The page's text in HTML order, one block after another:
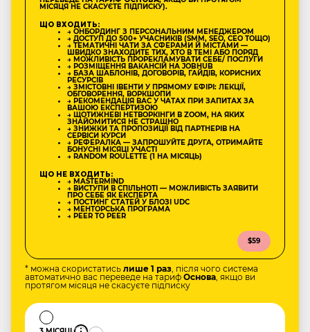
МІСЯЦЯ НЕ СКАСУЄТЕ ПІДПИСКУ).
ЩО ВХОДИТЬ:
→ ОНБОРДИНГ З ПЕРСОНАЛЬНИМ МЕНЕДЖЕРОМ
→ ДОСТУП ДО 500+ УЧАСНИКІВ (SMM, SEO, CEO ТОЩО)
→ ТЕМАТИЧНІ ЧАТИ ЗА СФЕРАМИ Й МІСТАМИ —
ШВИДКО ЗНАХОДИТЕ ТИХ, ХТО В ТЕМІ АБО ПОРЯД
→ МОЖЛИВІСТЬ ПРОРЕКЛАМУВАТИ СЕБЕ/ ПОСЛУГИ
→ РОЗМІЩЕННЯ ВАКАНСІЙ НА JOBHUB
→ БАЗА ШАБЛОНІВ, ДОГОВОРІВ, ГАЙДІВ, КОРИСНИХ
РЕСУРСІВ
→ ЗМІСТОВНІ ІВЕНТИ У ПРЯМОМУ ЕФІРІ: ЛЕКЦІЇ,
ОБГОВОРЕННЯ, ВОРКШОПИ
→ РЕКОМЕНДАЦІЯ ВАС У ЧАТАХ ПРИ ЗАПИТАХ ЗА
ВАШОЮ ЕКСПЕРТИЗОЮ
→ ЩОТИЖНЕВІ НЕТВОРКІНГИ В ZOOM, НА ЯКИХ
ЗНАЙОМИТИСЯ НЕ СТРАШНО
→ ЗНИЖКИ ТА ПРОПОЗИЦІЇ ВІД ПАРТНЕРІВ НА
СЕРВІСИ КУРСИ
→ РЕФЕРАЛКА — ЗАПРОШУЙТЕ ДРУГА, ОТРИМАЙТЕ
БОНУСНІ МІСЯЦІ УЧАСТІ
→ RANDOM ROULETTE (1 НА МІСЯЦЬ)
ЩО НЕ ВХОДИТЬ:
→ MASTERMIND
→ ВИСТУПИ В СПІЛЬНОТІ — МОЖЛИВІСТЬ ЗАЯВИТИ
ПРО СЕБЕ ЯК ЕКСПЕРТА
→ ПОСТИНГ СТАТЕЙ У БЛОЗІ UDC
→ МЕНТОРСЬКА ПРОГРАМА
→ PEER TO PEER
$59
* можна скористатись лише 1 раз, після чого система
автоматично вас переведе на тариф Основа, якщо ви
протягом місяця не скасуєте підписку